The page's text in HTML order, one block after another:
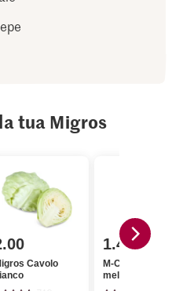
tua Migros
valida solo dal 6.8 al 12.8.2026, fino a
Cavolo
1.40
M-Classic
mele